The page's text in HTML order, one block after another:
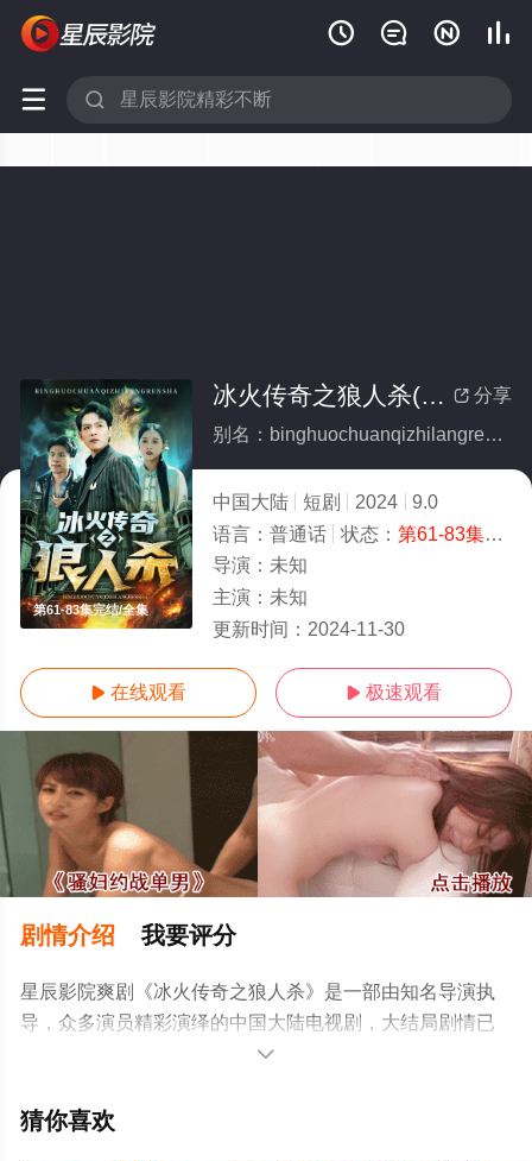
   
 
第61-83集完结/全集
 分享
冰火传奇之狼人杀(全集)
别名：binghuochuanqizhilangrensha
中国大陆 短剧 2024
9.0
语言： 普通话 状态： 第61-83集完结
导演： 未知
主演： 未知
更新时间： 2024-11-30
 在线观看  极速观看
剧情介绍 我要评分
星辰影院爽剧《冰火传奇之狼人杀》是一部由知名导演执
导，众多演员精彩演绎的中国大陆电视剧，大结局剧情已
揭晓（第61-83集完结），手机免费观看高清未删减完整版
电视剧、电视猫或剧情网等平台了解。

猜你喜欢